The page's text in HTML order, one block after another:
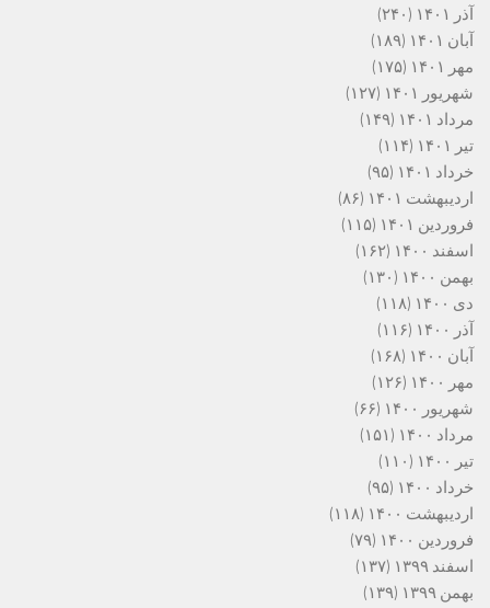
آذر ۱۴۰۱
(۲۴۰)
آبان ۱۴۰۱
(۱۸۹)
مهر ۱۴۰۱
(۱۷۵)
شهریور ۱۴۰۱
(۱۲۷)
مرداد ۱۴۰۱
(۱۴۹)
تیر ۱۴۰۱
(۱۱۴)
خرداد ۱۴۰۱
(۹۵)
اردیبهشت ۱۴۰۱
(۸۶)
فروردین ۱۴۰۱
(۱۱۵)
اسفند ۱۴۰۰
(۱۶۲)
بهمن ۱۴۰۰
(۱۳۰)
دی ۱۴۰۰
(۱۱۸)
آذر ۱۴۰۰
(۱۱۶)
آبان ۱۴۰۰
(۱۶۸)
مهر ۱۴۰۰
(۱۲۶)
شهریور ۱۴۰۰
(۶۶)
مرداد ۱۴۰۰
(۱۵۱)
تیر ۱۴۰۰
(۱۱۰)
خرداد ۱۴۰۰
(۹۵)
اردیبهشت ۱۴۰۰
(۱۱۸)
فروردین ۱۴۰۰
(۷۹)
اسفند ۱۳۹۹
(۱۳۷)
بهمن ۱۳۹۹
(۱۳۹)